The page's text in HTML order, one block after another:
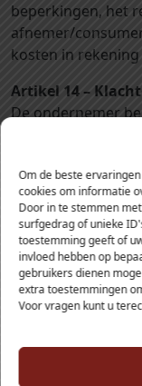
Om de beste
cookies om informatie
Door in te stemmen
surfgedrag of unieke
toestemming geeft of
invloed hebben op
gebruikers dienen
extra toestemmingen
Voor vragen kunt u
beperkingen, het
afnemer/
kosten in
Artikel 14 –
De ondernemer
Klachten over de
moeten binnen 7
omschreven
nadat de
geconstateerd.
Bij de
een termijn van
langere
ondernemer